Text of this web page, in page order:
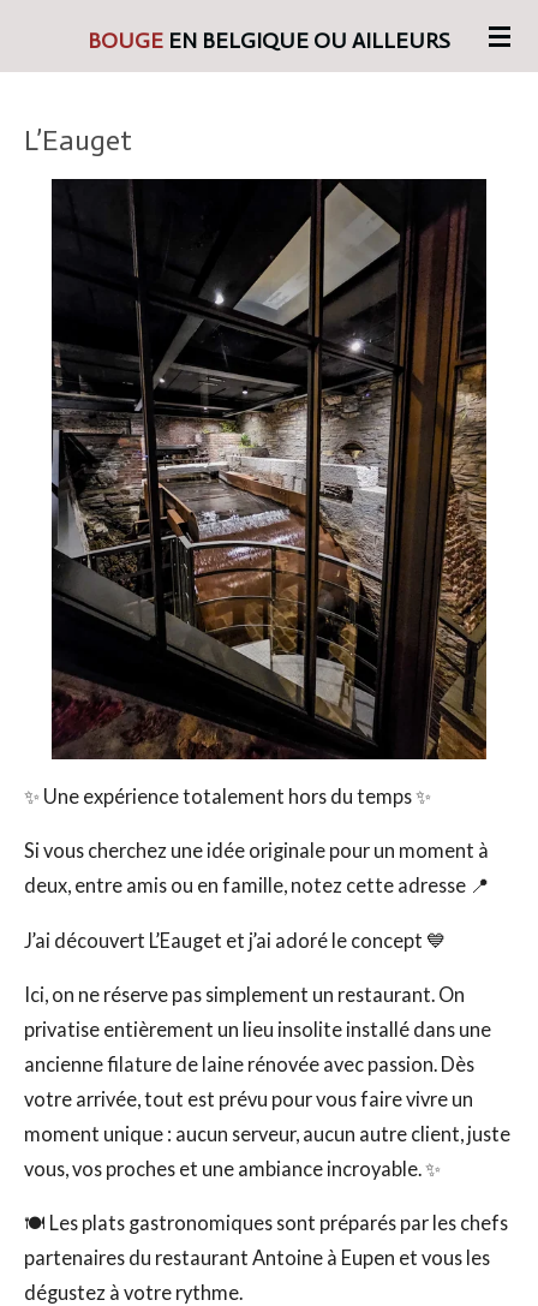
principal
BOUGE EN BELGIQUE OU AILLEURS
L’Eauget
✨ Une expérience totalement hors du temps ✨
Si vous cherchez une idée originale pour un moment à
deux, entre amis ou en famille, notez cette adresse 📍
J’ai découvert L’Eauget et j’ai adoré le concept 💙
Ici, on ne réserve pas simplement un restaurant. On
privatise entièrement un lieu insolite installé dans une
ancienne filature de laine rénovée avec passion. Dès
votre arrivée, tout est prévu pour vous faire vivre un
moment unique : aucun serveur, aucun autre client, juste
vous, vos proches et une ambiance incroyable. ✨
🍽️ Les plats gastronomiques sont préparés par les chefs
partenaires du restaurant Antoine à Eupen et vous les
dégustez à votre rythme.